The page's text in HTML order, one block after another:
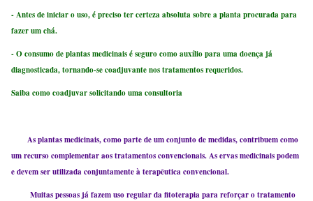
- Antes de iniciar o uso, é preciso ter certeza absoluta sobre a planta procurada para
fazer um chá.
- O consumo de plantas medicinais é seguro como auxílio para uma doença já
diagnosticada, tornando-se coadjuvante nos tratamentos requeridos.
Saiba como coadjuvar solicitando uma consultoria
As plantas medicinais, como parte de um conjunto de medidas, contribuem como
um recurso complementar aos tratamentos convencionais. As ervas medicinais podem
e devem ser utilizada conjuntamente à terapêutica convencional.
Muitas pessoas já fazem uso regular da fitoterapia para reforçar o tratamento